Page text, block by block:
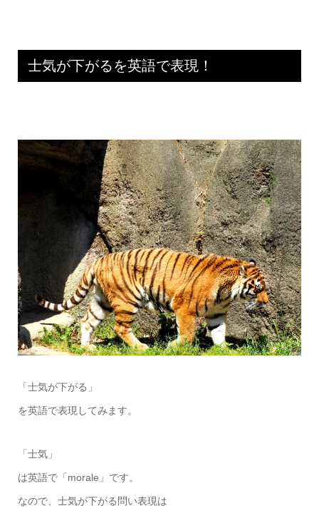
士気が下がるを英語で表現！
「士気が下がる」
を英語で表現してみます。
「士気」
は英語で「morale」です。
なので、士気が下がる問い表現は